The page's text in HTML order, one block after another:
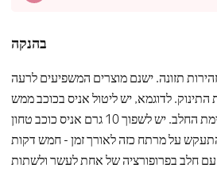
בהנקה
תזונה. ישנם מוצרים המשפיעים לרעה
התינוק. לדוגמא, יש ליטול אניס בכוכב ממש
בהתחלה כדי להאיץ את זרימת החלב. יש לשפוך 10 גרם אניס כוכב טחון
על מרתח כזה לאורך זמן - חמש דקות
חלב בפרופורציה של אחת לעשר ולשתות